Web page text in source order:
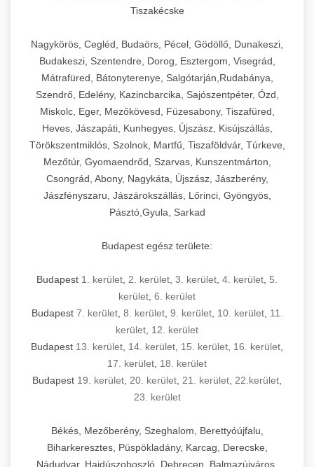
Tiszakécske
Nagykörös, Cegléd, Budaörs, Pécel, Gödöllő, Dunakeszi,
Budakeszi, Szentendre, Dorog, Esztergom, Visegrád,
Mátrafüred, Bátonyterenye, Salgótarján,Rudabánya,
Szendrő, Edelény, Kazincbarcika, Sajószentpéter, Ózd,
Miskolc, Eger, Mezőkövesd, Füzesabony, Tiszafüred,
Heves, Jászapáti, Kunhegyes, Újszász, Kisújszállás,
Törökszentmiklós, Szolnok, Martfű, Tiszaföldvár, Túrkeve,
Mezőtúr, Gyomaendrőd, Szarvas, Kunszentmárton,
Csongrád, Abony, Nagykáta, Újszász, Jászberény,
Jászfényszaru, Jászárokszállás, Lőrinci, Gyöngyös,
Pásztó,Gyula, Sarkad
Budapest egész területe:
Budapest 1. kerület 2. kerület 3. kerület 4. kerület 5.
kerület 6. kerület
Budapest 7. kerület, 8. kerület, 9. kerület, 10. kerület, 11.
kerület 12. kerület
Budapest 13. kerület 14. kerület 15. kerület 16. kerület
17. kerület 18. kerület
Budapest 19. kerület 20. kerület 21. kerület 22.kerület
23. kerület
Békés, Mezőberény, Szeghalom, Berettyóújfalu,
Biharkeresztes, Püspökladány, Karcag, Derecske,
Nádudvar, Hajdúszoboszló, Debrecen, Balmazújváros,